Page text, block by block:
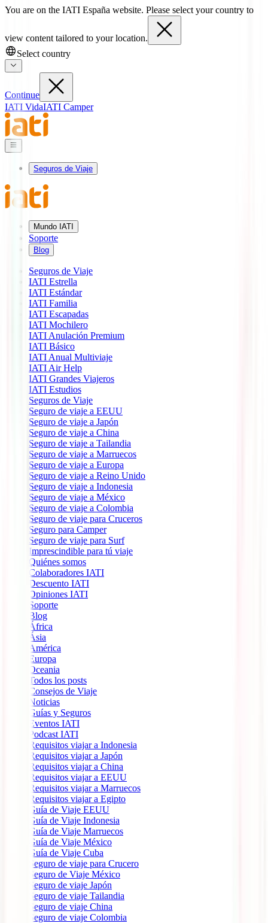
You are on the IATI España website. Please select your country to
view content tailored to your location.
Select country
Continue
IATI VidaIATI Camper
Seguros de Viaje
Mundo IATI
Soporte
Blog
Seguros de Viaje
IATI Estrella
IATI Estándar
IATI Familia
IATI Escapadas
IATI Mochilero
IATI Anulación Premium
IATI Básico
IATI Anual Multiviaje
IATI Air Help
IATI Grandes Viajeros
IATI Estudios
Seguros de Viaje
Seguro de viaje a EEUU
Seguro de viaje a Japón
Seguro de viaje a China
Seguro de viaje a Tailandia
Seguro de viaje a Marruecos
Seguro de viaje a Europa
Seguro de viaje a Reino Unido
Seguro de viaje a Indonesia
Seguro de viaje a México
Seguro de viaje a Colombia
Seguro de viaje para Cruceros
Seguro para Camper
Seguro de viaje para Surf
Imprescindible para tú viaje
Quiénes somos
Colaboradores IATI
Descuento IATI
Opiniones IATI
Soporte
Blog
África
Ásia
América
Europa
Oceania
Todos los posts
Consejos de Viaje
Noticias
Guías y Seguros
Eventos IATI
Podcast IATI
Requisitos viajar a Indonesia
Requisitos viajar a Japón
Requisitos viajar a China
Requisitos viajar a EEUU
Requisitos viajar a Marruecos
Requisitos viajar a Egipto
Guía de Viaje EEUU
Guía de Viaje Indonesia
Guía de Viaje Marruecos
Guía de Viaje México
Guía de Viaje Cuba
Seguro de viaje para Crucero
Seguro de Viaje México
Seguro de viaje Japón
Seguro de viaje Tailandia
Seguro de viaje China
Seguro de viaje Colombia